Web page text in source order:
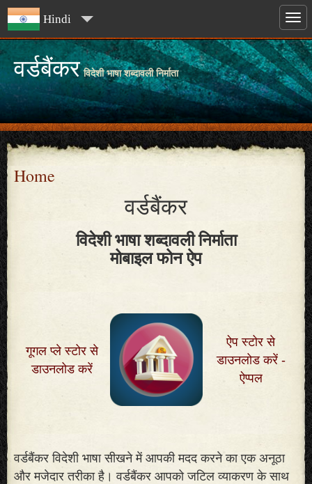
Hindi
वर्डबैंकर विदेशी भाषा शब्दावली निर्माता
Home
वर्डबैंकर
विदेशी भाषा शब्दावली निर्माता
मोबाइल फोन ऐप
गूगल प्ले स्टोर से
डाउनलोड करें
ऐप स्टोर से
डाउनलोड करें -
ऐप्पल
वर्डबैंकर विदेशी भाषा सीखने में आपकी मदद करने का एक अनूठा
और मजेदार तरीका है। वर्डबैंकर आपको जटिल व्याकरण के साथ